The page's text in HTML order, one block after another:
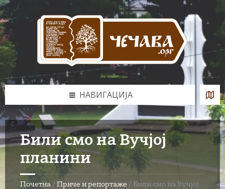
Skip
to
content
Skip
to
left
sidebar
Skip
to
footer
НАВИГАЦИЈА
Били смо на Вучјој
планини
Почетна / Приче и репортаже / Били смо на Вучјој